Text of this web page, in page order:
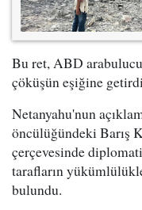
Bu ret, ABD
çöküşün eşiğine
Netanyahu'nun
öncülüğündeki Barış
çerçevesinde
tarafların
bulundu.